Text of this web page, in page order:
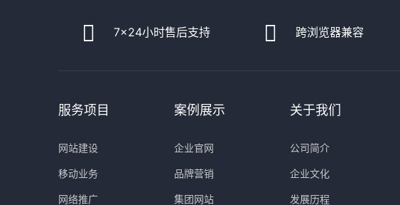
7x24小时售后支持 跨浏览器兼容
服务项目
网站建设
移动业务
网络推广
案例展示
企业官网
品牌营销
集团网站
关于我们
公司简介
企业文化
发展历程